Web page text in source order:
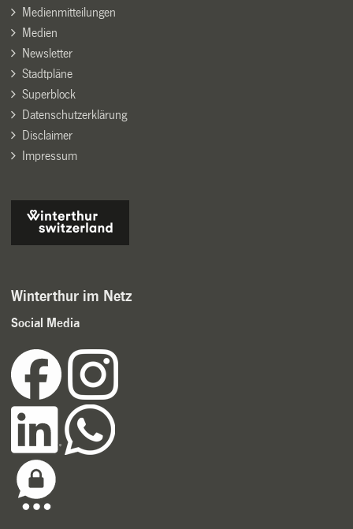
Medienmitteilungen
Medien
Newsletter
Stadtpläne
Superblock
Datenschutzerklärung
Disclaimer
Impressum
Winterthur im Netz
Social Media